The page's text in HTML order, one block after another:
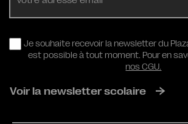
RGPD
Je souhaite recevoir la newsletter du
est possible à tout moment. Pour en
nos CGU.
Voir la newsletter scolaire